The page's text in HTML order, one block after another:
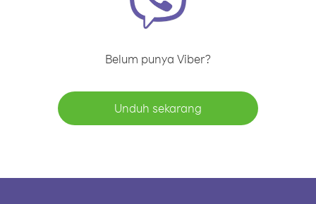
Belum punya Viber?
Unduh sekarang